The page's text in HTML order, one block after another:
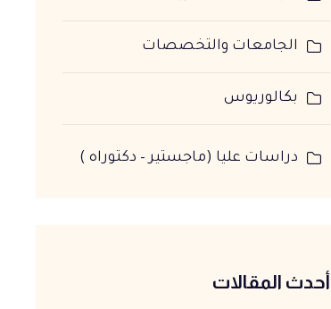
الجامعات والتخصصات
بكالوريوس
دراسات عليا (ماجستير – دكتوراه )
أحدث المقالات